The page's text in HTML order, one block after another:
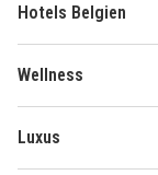
Hotels Belgien
Wellness
Luxus